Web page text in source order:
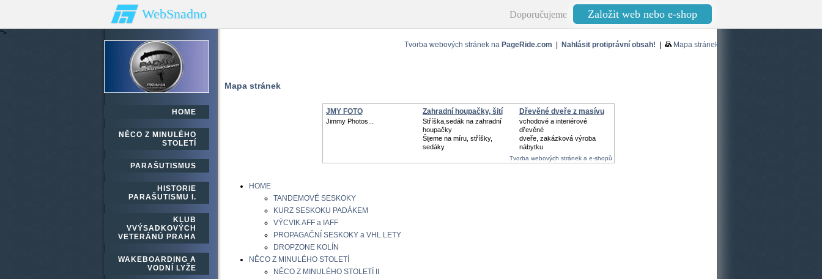
">
WebSnadno Doporučujeme Založit web nebo e-shop
Tvorba webových stránek na PageRide.com Nahlásit protiprávní obsah! Mapa stránek
Mapa stránek
HOME
NĚCO Z MINULÉHO
STOLETÍ
PARAŠUTISMUS
HISTORIE
PARAŠUTISMU I.
KLUB
VVÝSADKOVÝCH
VETERÁNÚ PRAHA
WAKEBOARDING A
VODNÍ LYŽE
JMY FOTO
Jimmy Photos...
Zahradní houpačky, šití
Stříška,sedák na zahradní
houpačky
Šijeme na míru, stříšky,
sedáky
Dřevěné dveře z masívu
vchodové a interiérové
dřevěné
dveře, zakázková výroba
nábytku
Tvorba webových stránek a e-shopů
HOME
TANDEMOVÉ SESKOKY
KURZ SESKOKU PADÁKEM
VÝCVIK AFF a IAFF
PROPAGAČNÍ SESKOKY a VHL.LETY
DROPZONE KOLÍN
NĚCO Z MINULÉHO STOLETÍ
NĚCO Z MINULÉHO STOLETÍ II